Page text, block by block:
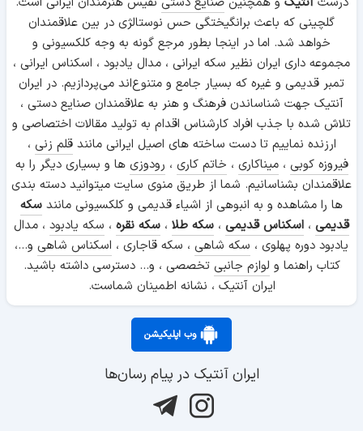
گلچینی که باعث برانگیختگی حس نوستالژی در بین علاقمندان
خواهد شد. اما در اینجا بطور مرجع گونه به وجه کلکسیونی و
مجموعه داری ایران نظیر سکه ایرانی ، مدال یادبود ، اسکناس ایرانی ،
تمبر قدیمی و غیره که بسیار جامع و متنوع‌اند می‌پردازیم. در ایران
آنتیک جهت شناساندن فرهنگ و هنر به علاقمندان صنایع دستی ،
تلاش شده با جذب افراد کارشناس اقدام به تولید مقالات اختصاصی و
ارزنده نماییم تا دست ساخته های اصیل ایرانی مانندقلم زنی ،
فیروزه کوبی ،میناکاری ، خاتم کاری ، رودوزی ها و بسیاری دیگر را به
علاقمندان بشناسانیم. شما از طریق منوی سایت میتوانید دسته بندی
ها را مشاهده و به انبوهی از اشیاء قدیمی و کلکسیونی مانند سکه
قدیمی ، اسکناس قدیمی ، سکه طلا ، سکه نقره ، سکه یادبود ، مدال
یادبود دوره پهلوی ، سکه شاهی ، سکه قاجاری ، اسکناس شاهی و...،
کتاب راهنما و لوازم جانبی تخصصی ، و... دسترسی داشته باشید.
ایران آنتیک ، نشانه اطمینان شماست.
وب اپلیکیشن
ایران آنتیک در پیام رسان‌ها